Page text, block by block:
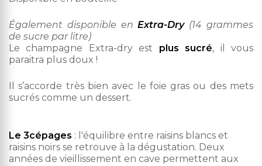
Également disponible enExtra-Dry (14 grammes
de sucre par litre)
Le champagne Extra-dry est plus sucré, il vous
paraitra plus doux !
Il s’accorde très bien avec le foie gras ou des mets
sucrés comme un dessert.
Le 3cépages : l'équilibre entre raisins blancs et
raisins noirs se retrouve à la dégustation. Deux
années de vieillissement en cave permettent aux